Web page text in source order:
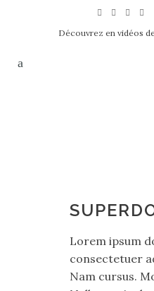
Découvrez en vidéos
Lorem ipsum
consectetuer
Nam cursus.